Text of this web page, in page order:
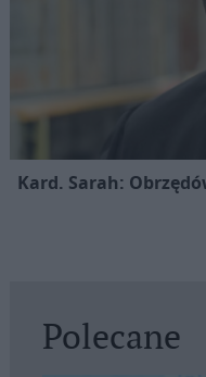
Kard. Sarah:
Polecane